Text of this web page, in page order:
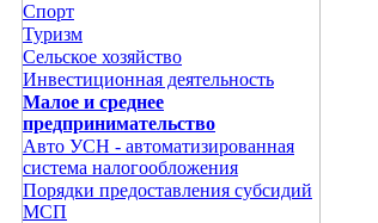
Спорт
Туризм
Сельское хозяйство
Инвестиционная деятельность
Малое и среднее
предпринимательство
Авто УСН - автоматизированная
система налогообложения
Порядки предоставления субсидий
МСП